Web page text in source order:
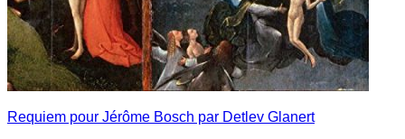
Requiem pour Jérôme Bosch par Detlev Glanert